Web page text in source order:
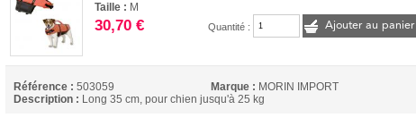
Taille : M
30,70 € Quantité : Ajouter au panier
Référence : 503059 Marque : MORIN IMPORT
Description : Long 35 cm, pour chien jusqu'à 25 kg